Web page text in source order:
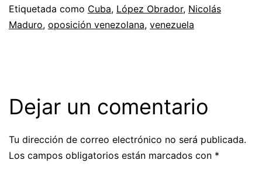
Etiquetada como Cuba, López Obrador, Nicolás
Maduro, oposición venezolana, venezuela
Dejar un comentario
Tu dirección de correo electrónico no será publicada.
Los campos obligatorios están marcados con *